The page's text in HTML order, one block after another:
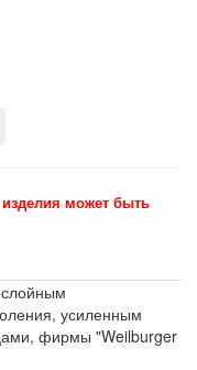
может быть
усиленным
фирмы "Weilburger